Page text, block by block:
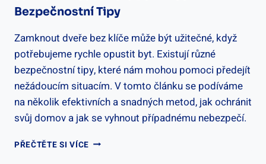
Bezpečnostní Tipy
Zamknout dveře bez klíče může být užitečné, když
potřebujeme rychle opustit byt. Existují různé
bezpečnostní tipy, které nám mohou pomoci předejít
nežádoucím situacím. V tomto článku se podíváme
na několik efektivních a snadných metod, jak ochránit
svůj domov a jak se vyhnout případnému nebezpečí.
PŘEČTĚTE SI VÍCEJAK